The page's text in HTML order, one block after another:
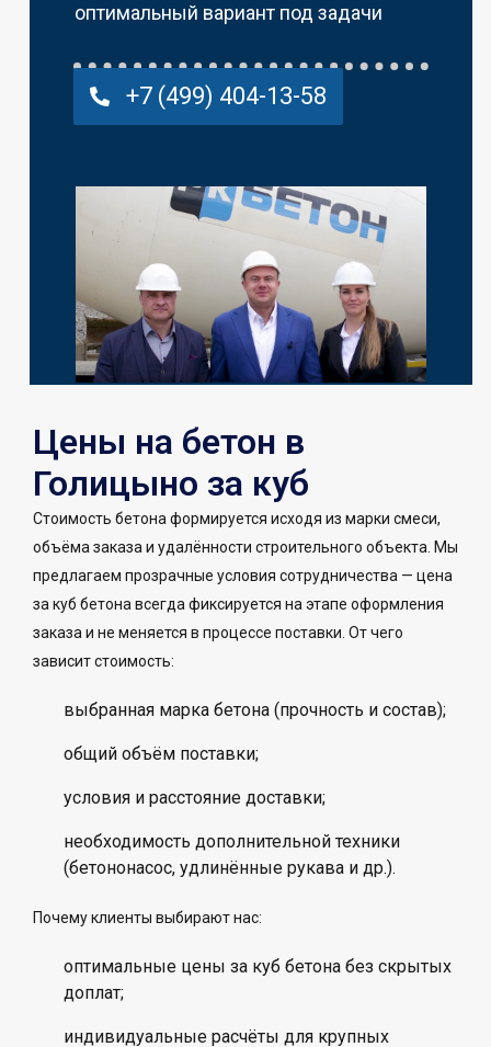
оптимальный вариант под задачи
+7 (499) 404-13-58
Цены на бетон в
Голицыно за куб
Стоимость бетона формируется исходя из марки смеси,
объёма заказа и удалённости строительного объекта. Мы
предлагаем прозрачные условия сотрудничества — цена
за куб бетона всегда фиксируется на этапе оформления
заказа и не меняется в процессе поставки. От чего
зависит стоимость:
выбранная марка бетона (прочность и состав);
общий объём поставки;
условия и расстояние доставки;
необходимость дополнительной техники
(бетононасос, удлинённые рукава и др.).
Почему клиенты выбирают нас:
оптимальные цены за куб бетона без скрытых
доплат;
индивидуальные расчёты для крупных